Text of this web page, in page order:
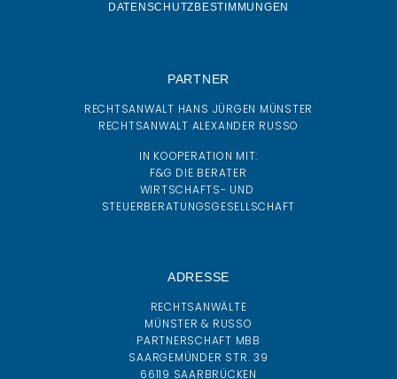
DATENSCHUTZBESTIMMUNGEN
PARTNER
RECHTSANWALT HANS JÜRGEN MÜNSTER
RECHTSANWALT ALEXANDER RUSSO
IN KOOPERATION MIT:
F&G DIE BERATER
WIRTSCHAFTS- UND
STEUERBERATUNGSGESELLSCHAFT
ADRESSE
RECHTSANWÄLTE
MÜNSTER & RUSSO
PARTNERSCHAFT MBB
SAARGEMÜNDER STR. 39
66119 SAARBRÜCKEN